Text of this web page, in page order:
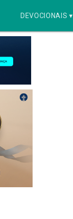
DEVOCIONAIS ▾